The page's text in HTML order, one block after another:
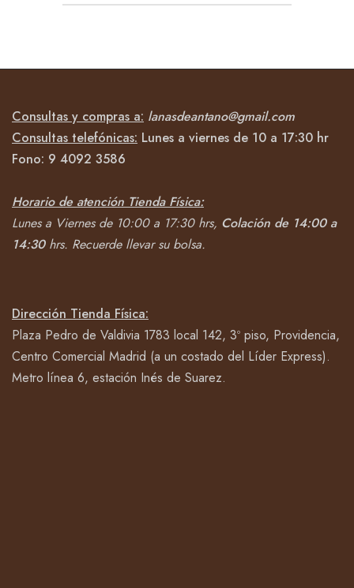
Consultas y compras a: lanasdeantano@gmail.com
Consultas telefónicas: Lunes a viernes de 10 a 17:30 hr
Fono: 9 4092 3586
Horario de atención Tienda Física:
Lunes a Viernes de 10:00 a 17:30 hrs, Colación de 14:00 a
14:30hrs. Recuerde llevar su bolsa.
Dirección Tienda Física:
Plaza Pedro de Valdivia 1783 local 142, 3º piso, Providencia,
Centro Comercial Madrid (a un costado del Líder Express).
Metro línea 6, estación Inés de Suarez.